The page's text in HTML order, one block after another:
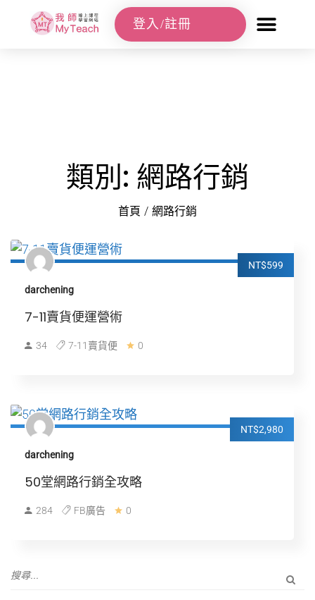
登入/註冊
類別: 網路行銷
首頁 / 網路行銷
NT$599
darchening
7-11賣貨便運營術
34 7-11賣貨便 0
NT$2,980
darchening
50堂網路行銷全攻略
284 FB廣告 0